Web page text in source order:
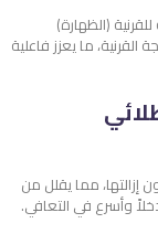
(الظهارة)
ما يعزز فاعلية
إزالتها، مما يقلل من
وأسرع في التعافي.